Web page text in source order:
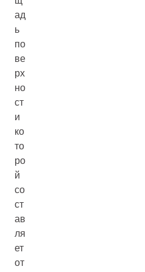
ад
ь
по
ве
рх
но
ст
и
ко
то
ро
й
со
ст
ав
ля
ет
от